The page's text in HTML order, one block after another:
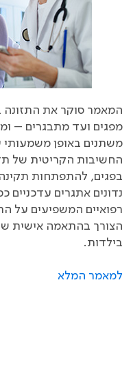
המאמר סוקר את
מפגים ועד מתבגרים –
משתנים באופן משמעותי
החשיבות הקריטית של
בפגים, להתפתחות תקינה
נדונים אתגרים עדכניים
רפואיים המשפיעים על
הצורך בהתאמה אישית
בילדות.
למאמר המלא